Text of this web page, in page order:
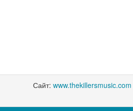
Сайт: www.thekillersmusic.com